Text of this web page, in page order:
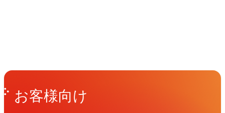
Get in Touchお問い合わせ
お客様向け